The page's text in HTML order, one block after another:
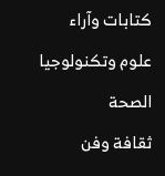
كتابات وآراء
علوم وتكنولوجيا
الصحة
ثقافة وفن